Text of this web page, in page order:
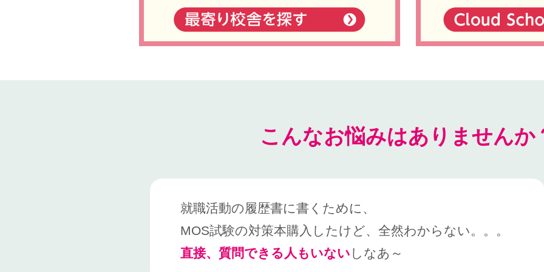
こんなお悩みはありませんか
就職活動の履歴書に書くために、
MOS試験の対策本購入したけど、全然わからない。。。
直接、質問できる人もいない しなあ～